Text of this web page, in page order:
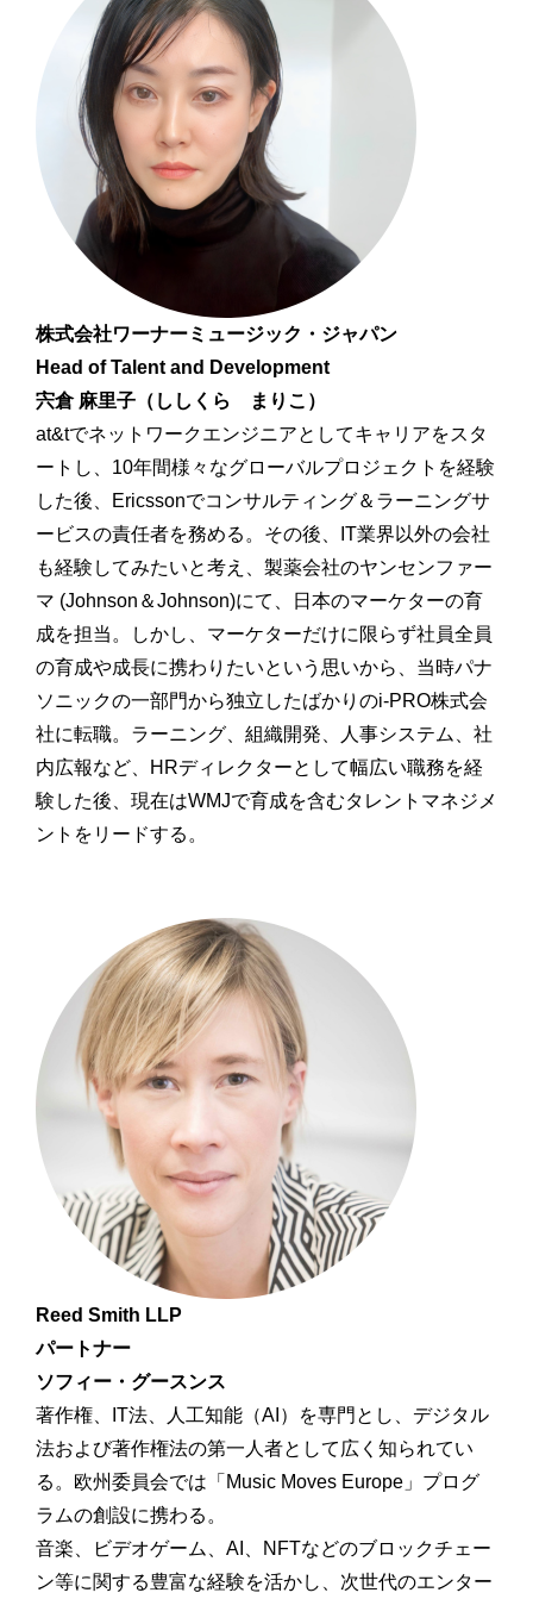
株式会社ワーナーミュージック・ジャパン
Head of Talent and Development
宍倉 麻里子（ししくら まりこ）
at&tでネットワークエンジニアとしてキャリアをスタ
ートし、10年間様々なグローバルプロジェクトを経験
した後、Ericssonでコンサルティング＆ラーニングサ
ービスの責任者を務める。その後、IT業界以外の会社
も経験してみたいと考え、製薬会社のヤンセンファー
マ (Johnson＆Johnson)にて、日本のマーケターの育
成を担当。しかし、マーケターだけに限らず社員全員
の育成や成長に携わりたいという思いから、当時パナ
ソニックの一部門から独立したばかりのi-PRO株式会
社に転職。ラーニング、組織開発、人事システム、社
内広報など、HRディレクターとして幅広い職務を経
験した後、現在はWMJで育成を含むタレントマネジメ
ントをリードする。
Reed Smith LLP
パートナー
ソフィー・グースンス
著作権、IT法、人工知能（AI）を専門とし、デジタル
法および著作権法の第一人者として広く知られてい
る。欧州委員会では「Music Moves Europe」プログ
ラムの創設に携わる。
音楽、ビデオゲーム、AI、NFTなどのブロックチェー
ン等に関する豊富な経験を活かし、次世代のエンター